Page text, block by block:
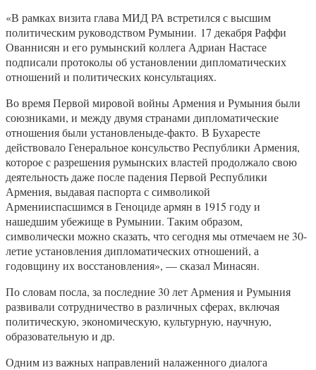
«В рамках визита глава МИД РА встретился с высшим
политическим руководством Румынии. 17 декабря Раффи
Ованнисян и его румынский коллега Адриан Настасе
подписали протоколы об установлении дипломатических
отношений и политических консультациях.
Во время Первой мировой войны Армения и Румыния были
союзниками, и между двумя странами дипломатические
отношения были установленыде-факто. В Бухаресте
действовало Генеральное консульство Республики Армения,
которое с разрешения румынских властей продолжало свою
деятельность даже после падения Первой Республики
Армения, выдавая паспорта с символикой
Арменииспасшимся в Геноциде армян в 1915 году и
нашедшим убежище в Румынии. Таким образом,
символически можно сказать, что сегодня мы отмечаем не 30-
летие установления дипломатических отношений, а
годовщину их восстановления», — сказал Минасян.
По словам посла, за последние 30 лет Армения и Румыния
развивали сотрудничество в различных сферах, включая
политическую, экономическую, культурную, научную,
образовательную и др.
Одним из важных направлений налаженного диалога